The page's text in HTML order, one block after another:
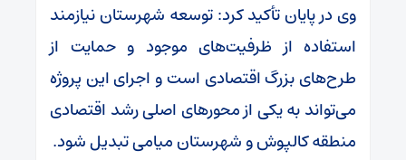
وی در پایان تأکید کرد: توسعه شهرستان نیازمند
استفاده از ظرفیت‌های موجود و حمایت از
طرح‌های بزرگ اقتصادی است و اجرای این پروژه
می‌تواند به یکی از محورهای اصلی رشد اقتصادی
منطقه کالپوش و شهرستان میامی تبدیل شود.